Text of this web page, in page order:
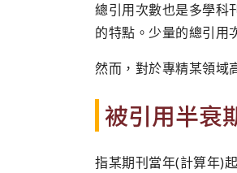
總引用次數也是多學
的特點。少量的總引用
然而，對於專精某領域
被引用半衰
指某期刊當年(計算年)